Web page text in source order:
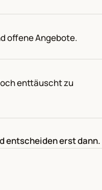
offene Angebote.
enttäuscht zu
entscheiden erst dann.